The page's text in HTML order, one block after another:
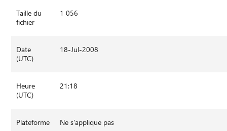
Taille du
fichier
1 056
Date
(UTC)
18-Jul-2008
Heure
(UTC)
21:18
Plateforme Ne s'applique pas